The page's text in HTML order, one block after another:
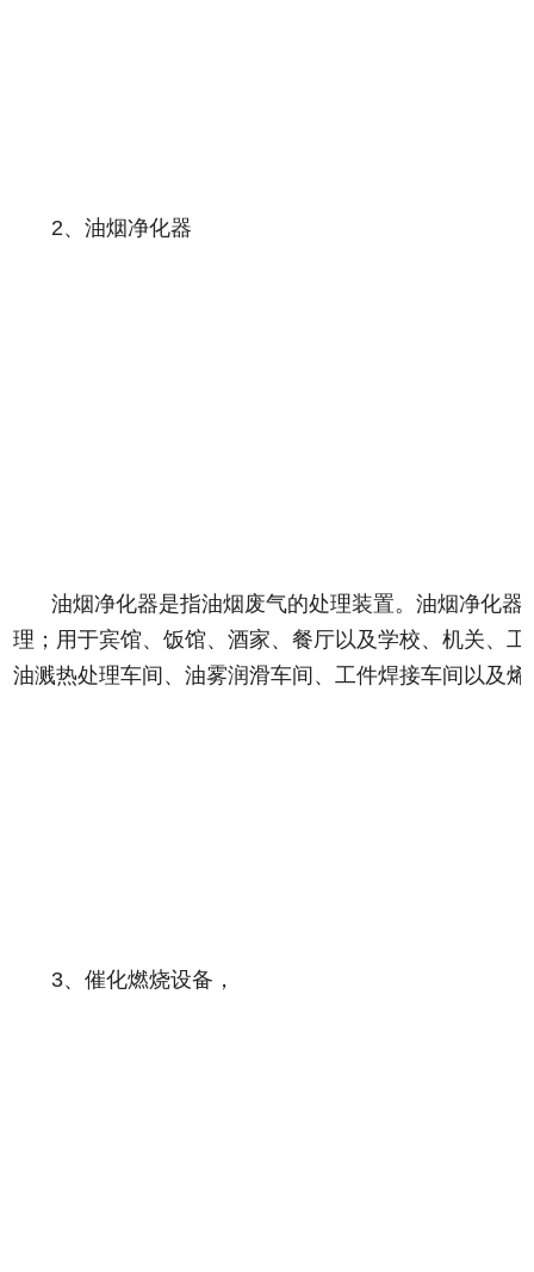
2、油烟净化器
油烟净化器是指油烟废气的处理装置。油烟净化
理；用于宾馆、饭馆、酒家、餐厅以及学校、机关、
油溅热处理车间、油雾润滑车间、工件焊接车间以及
3、催化燃烧设备，